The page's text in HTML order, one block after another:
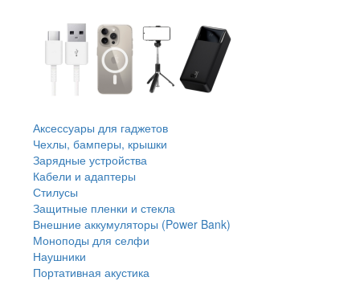
Аксессуары для гаджетов
Чехлы, бамперы, крышки
Зарядные устройства
Кабели и адаптеры
Стилусы
Защитные пленки и стекла
Внешние аккумуляторы (Power Bank)
Моноподы для селфи
Наушники
Портативная акустика